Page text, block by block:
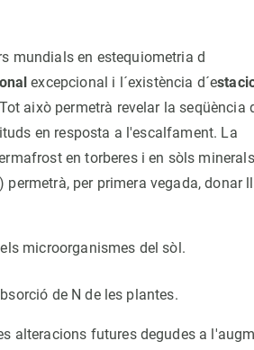
mundials en estequiometria d
excepcional i l´existència d´e
això permetrà revelar la seqüència
en resposta a l'escalfament. La
en torberes i en sòls
per primera vegada, donar
microorganismes del sòl.
de N de les plantes.
alteracions futures degudes a